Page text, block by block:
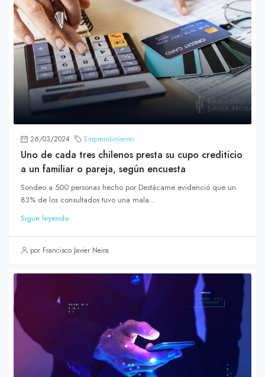
26/03/2024 Emprendimiento
Uno de cada tres chilenos presta su cupo crediticio
a un familiar o pareja, según encuesta
Sondeo a 500 personas hecho por Destácame evidenció que un
83% de los consultados tuvo una mala...
Sigue leyendo
por Francisco Javier Neira